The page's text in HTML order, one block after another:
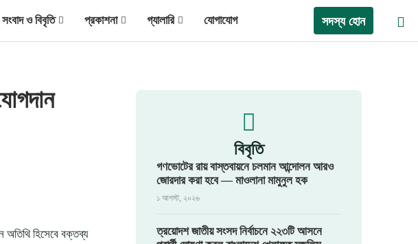
সংবাদ ও বিবৃতি প্রকাশনা গ্যালারি যোগাযোগ সদস্য হোন
অতিথি হিসেবে বক্তব্য
বিবৃতি
গণভোটের রায় বাস্তবায়নে চলমান আন্দোলন আরও
জোরদার করা হবে — মাওলানা মামুনুল হক
১ আগস্ট, ২০২৬
ত্রয়োদশ জাতীয় সংসদ নির্বাচনে ২২৩টি আসনে